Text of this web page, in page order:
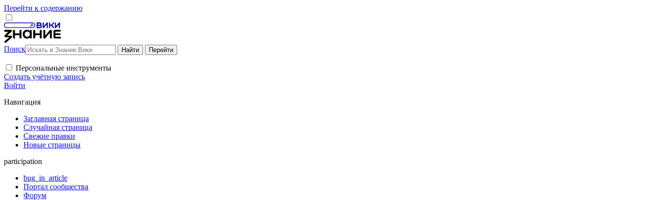
Перейти к содержанию
Поиск
Персональные инструменты
Создать учётную запись
Войти
Навигация
Заглавная страница
Случайная страница
Свежие правки
Новые страницы
participation
bug_in_article
Портал сообщества
Форум